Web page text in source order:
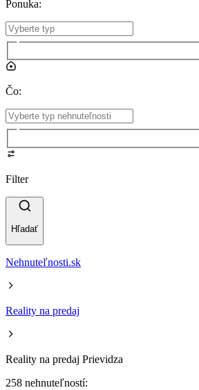
Ponuka:
Čo:
Filter
Hľadať
Nehnuteľnosti.sk
Reality na predaj
Reality na predaj Prievidza
258 nehnuteľností: